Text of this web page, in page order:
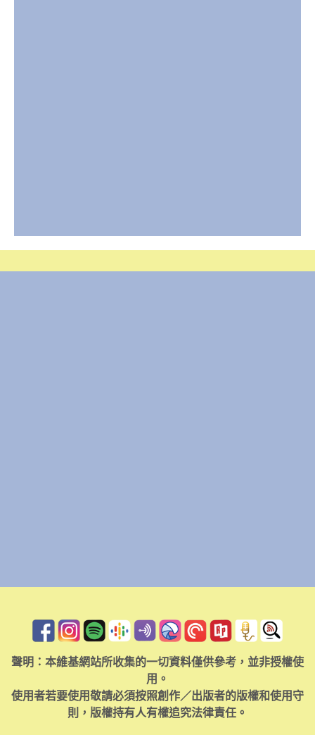
聲明：本維基網站所收集的一切資料僅供參考，並非授權使
用。
使用者若要使用敬請必須按照創作／出版者的版權和使用守
則，版權持有人有權追究法律責任。